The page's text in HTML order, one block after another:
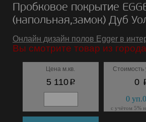
Пробковое покрытие
(напольная,замок) Дуб
Онлайн дизайн полов Egger в
Вы смотрите товар из
Цена м.кв.
5 110p
Стоимость
0
0 уп.0
с учётом 5%